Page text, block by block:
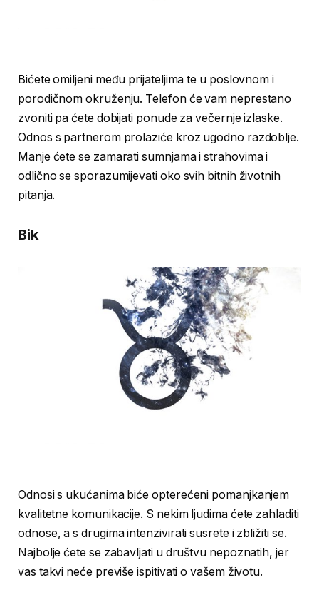
Bićete omiljeni među prijateljima te u poslovnom i
porodičnom okruženju. Telefon će vam neprestano
zvoniti pa ćete dobijati ponude za večernje izlaske.
Odnos s partnerom prolaziće kroz ugodno razdoblje.
Manje ćete se zamarati sumnjama i strahovima i
odlično se sporazumijevati oko svih bitnih životnih
pitanja.
Bik
Odnosi s ukućanima biće opterećeni pomanjkanjem
kvalitetne komunikacije. S nekim ljudima ćete zahladiti
odnose, a s drugima intenzivirati susrete i zbližiti se.
Najbolje ćete se zabavljati u društvu nepoznatih, jer
vas takvi neće previše ispitivati o vašem životu.